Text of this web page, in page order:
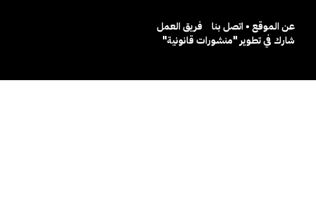
عن الموقع • اتصل بنا
فريق العمل
شارك في تطوير "منشورات قانونية"